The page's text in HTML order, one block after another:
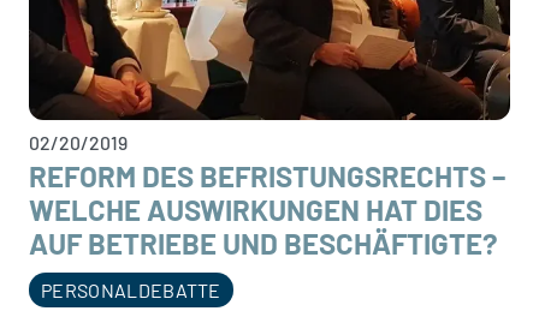
02/20/2019
REFORM DES BEFRISTUNGSRECHTS –
WELCHE AUSWIRKUNGEN HAT DIES
AUF BETRIEBE UND BESCHÄFTIGTE?
PERSONALDEBATTE